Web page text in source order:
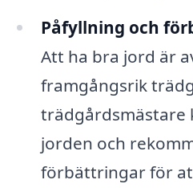
Påfyllning och
Att ha bra jord är
framgångsrik
trädgårdsmästare
jorden och
förbättringar för